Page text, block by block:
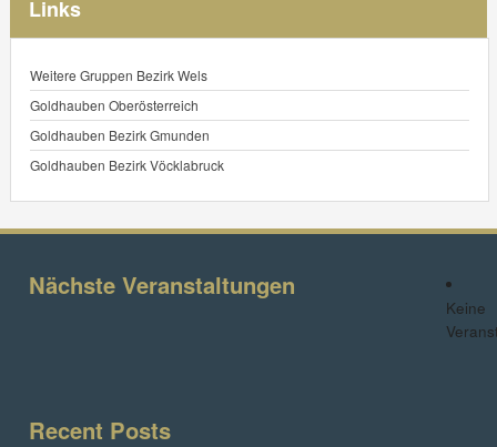
Links
Weitere Gruppen Bezirk Wels
Goldhauben Oberösterreich
Goldhauben Bezirk Gmunden
Goldhauben Bezirk Vöcklabruck
Nächste Veranstaltungen
Keine
Recent Posts